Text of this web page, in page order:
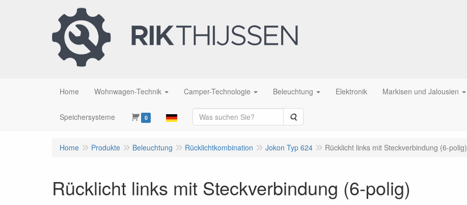
Home Wohnwagen-Technik Camper-Technologie Beleuchtung Elektronik Markisen und Jalousien
Speichersysteme 0 Suche
Home Produkte Beleuchtung Rücklichtkombination Jokon Typ 624 Rücklicht links mit Steckverbindung (6-polig)
Rücklicht links mit Steckverbindung (6-polig)